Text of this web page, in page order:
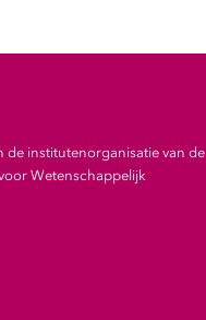
de institutenorganisatie van de
Wetenschappelijk